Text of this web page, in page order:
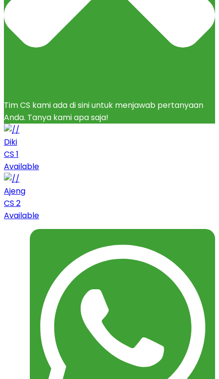
Tim CS kami ada di sini untuk menjawab pertanyaan
Anda. Tanya kami apa saja!
Diki
CS 1
Available
Ajeng
CS 2
Available